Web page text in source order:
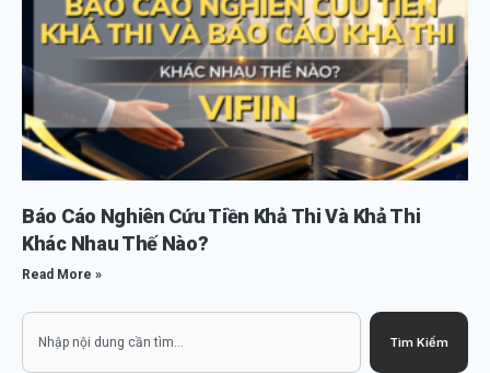
Báo Cáo Nghiên Cứu Tiền Khả Thi Và Khả Thi
Khác Nhau Thế Nào?
Read More »
Tìm Kiếm